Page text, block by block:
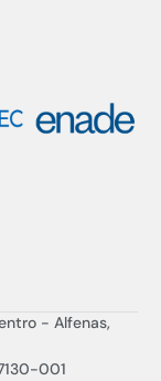
- Alfenas,
001